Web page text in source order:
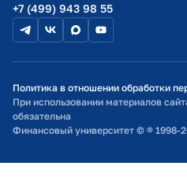
+7 (499) 943 98 55
Политика в отношении обработки
При использовании материалов
обязательна
Финансовый университет © ® 1998-